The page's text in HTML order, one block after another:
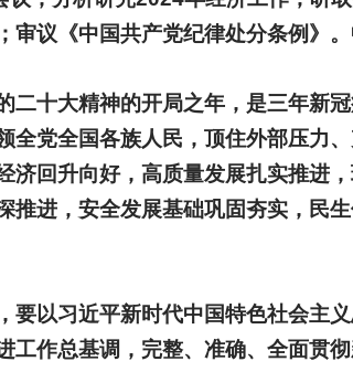
审议《中国共产党纪律处分条例》
二十大精神的开局之年，是三年新
全党全国各族人民，顶住外部压力
济回升向好，高质量发展扎实推进
推进，安全发展基础巩固夯实，民
要以习近平新时代中国特色社会主
工作总基调，完整、准确、全面贯